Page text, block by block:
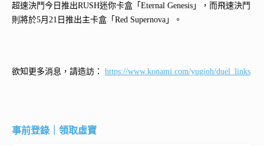
超速決鬥今日推出RUSH迷你卡盒「Eternal Genesis」，而飛速決鬥
則將於5月21日推出主卡盒「Red Supernova」。
欲知更多消息，請造訪： https://www.konami.com/yugioh/duel_links
事前登錄｜領取虛寶